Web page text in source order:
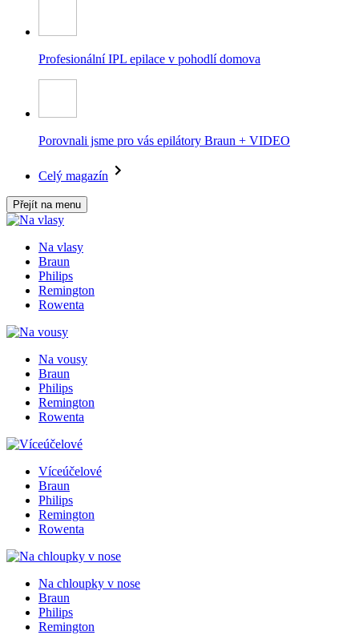
Profesionální IPL epilace v pohodlí domova
Porovnali jsme pro vás epilátory Braun + VIDEO
Celý magazín
Přejít na menu
Na vlasy
Braun
Philips
Remington
Rowenta
Na vousy
Braun
Philips
Remington
Rowenta
Víceúčelové
Braun
Philips
Remington
Rowenta
Na chloupky v nose
Braun
Philips
Remington